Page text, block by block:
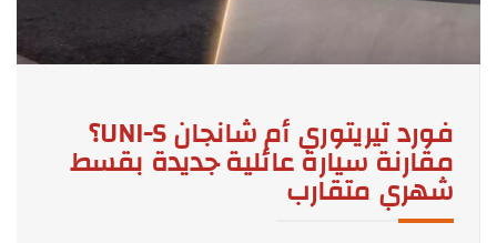
فورد تيريتوري أم شانجان UNI-S؟
مقارنة سيارة عائلية جديدة بقسط
شهري متقارب